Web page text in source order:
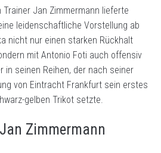
Jan Zimmermann lieferte
leidenschaftliche Vorstellung ab
nicht nur einen starken Rückhalt
mit Antonio Foti auch offensiv
in seinen Reihen, der nach seiner
von Eintracht Frankfurt sein erstes
gelben Trikot setzte.
Zimmermann